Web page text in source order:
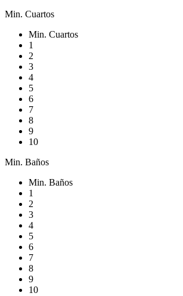
Min. Cuartos
Min. Cuartos
1
2
3
4
5
6
7
8
9
10
Min. Baños
Min. Baños
1
2
3
4
5
6
7
8
9
10